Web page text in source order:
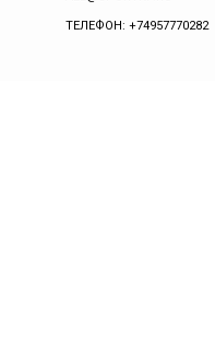
ТЕЛЕФОН: +74957770282